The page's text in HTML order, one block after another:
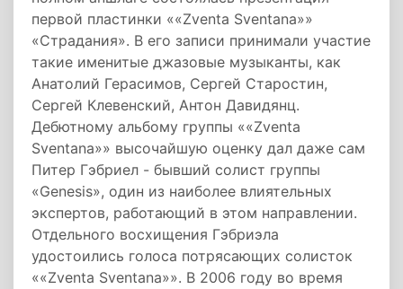
первой пластинки ««Zventa Sventana»»
«Страдания». В его записи принимали участие
такие именитые джазовые музыканты, как
Анатолий Герасимов, Сергей Старостин,
Сергей Клевенский, Антон Давидянц.
Дебютному альбому группы ««Zventa
Sventana»» высочайшую оценку дал даже сам
Питер Гэбриел - бывший солист группы
«Genesis», один из наиболее влиятельных
экспертов, работающий в этом направлении.
Отдельного восхищения Гэбриэла
удостоились голоса потрясающих солисток
««Zventa Sventana»». В 2006 году во время